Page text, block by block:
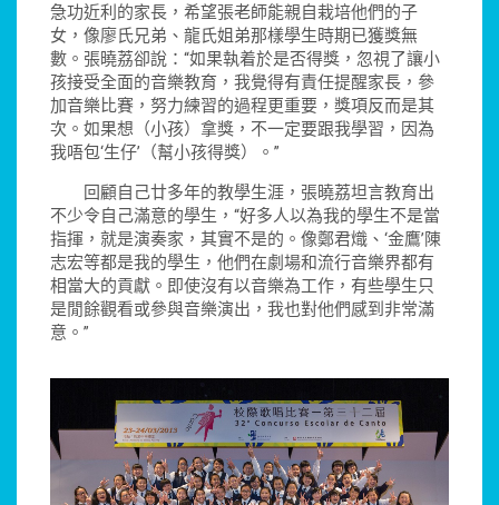
急功近利的家長，希望張老師能親自栽培他們的子
女，像廖氏兄弟、龍氏姐弟那樣學生時期已獲獎無
數。張曉荔卻說：“如果執着於是否得獎，忽視了讓小
孩接受全面的音樂教育，我覺得有責任提醒家長，參
加音樂比賽，努力練習的過程更重要，獎項反而是其
次。如果想（小孩）拿獎，不一定要跟我學習，因為
我唔包‘生仔’（幫小孩得獎）。”
回顧自己廿多年的教學生涯，張曉荔坦言教育出
不少令自己滿意的學生，“好多人以為我的學生不是當
指揮，就是演奏家，其實不是的。像鄭君熾、‘金鷹’陳
志宏等都是我的學生，他們在劇場和流行音樂界都有
相當大的貢獻。即使沒有以音樂為工作，有些學生只
是閒餘觀看或參與音樂演出，我也對他們感到非常滿
意。”